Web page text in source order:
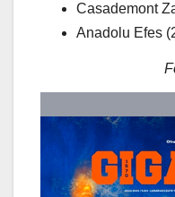
Casademont
Anadolu Efes